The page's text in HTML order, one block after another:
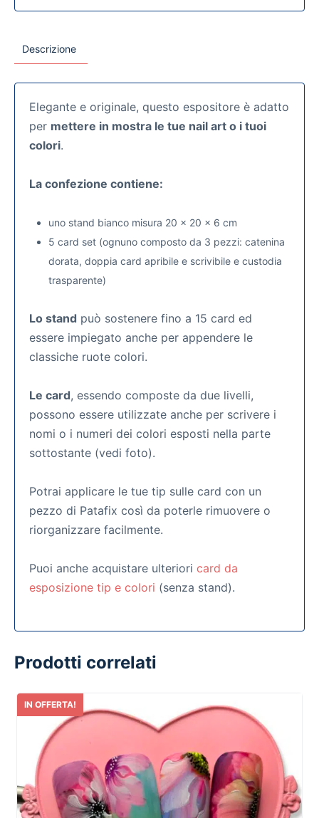
Descrizione
Elegante e originale, questo espositore è adatto
per mettere in mostra le tue nail art o i tuoi
colori.
La confezione contiene:
uno stand bianco misura 20 x 20 x 6 cm
5 card set (ognuno composto da 3 pezzi: catenina
dorata, doppia card apribile e scrivibile e custodia
trasparente)
Lo stand può sostenere fino a 15 card ed
essere impiegato anche per appendere le
classiche ruote colori.
Le card, essendo composte da due livelli,
possono essere utilizzate anche per scrivere i
nomi o i numeri dei colori esposti nella parte
sottostante (vedi foto).
Potrai applicare le tue tip sulle card con un
pezzo di Patafix così da poterle rimuovere o
riorganizzare facilmente.
Puoi anche acquistare ulteriori card da
esposizione tip e colori (senza stand).
Prodotti correlati
IN OFFERTA!